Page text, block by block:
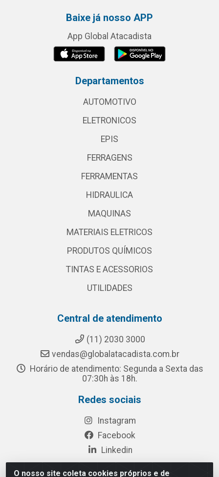
O nosso site coleta cookies próprios e de
Baixe já nosso APP
App Global Atacadista
Departamentos
AUTOMOTIVO
ELETRONICOS
EPIS
FERRAGENS
FERRAMENTAS
HIDRAULICA
MAQUINAS
MATERIAIS ELETRICOS
PRODUTOS QUÍMICOS
TINTAS E ACESSORIOS
UTILIDADES
Central de atendimento
(11) 2030 3000
vendas@globalatacadista.com.br
Horário de atendimento: Segunda a Sexta das
07:30h às 18h.
Redes sociais
Instagram
Facebook
Linkedin